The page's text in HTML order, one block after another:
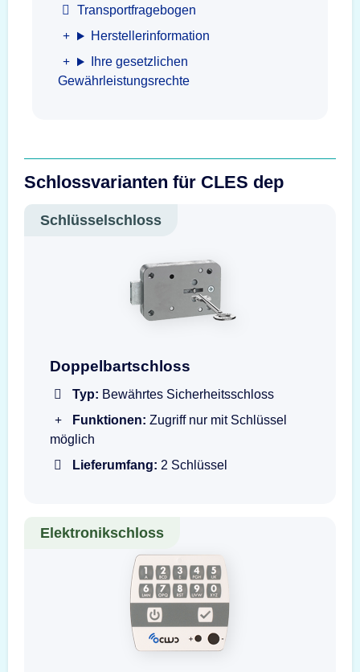
Transportfragebogen
Herstellerinformation
Ihre gesetzlichen
Gewährleistungsrechte
Schlossvarianten für CLES dep
Schlüsselschloss
Doppelbartschloss mit Schlüssel
Doppelbartschloss
Typ: Bewährtes Sicherheitsschloss
Funktionen: Zugriff nur mit Schlüssel
möglich
Lieferumfang: 2 Schlüssel
Elektronikschloss